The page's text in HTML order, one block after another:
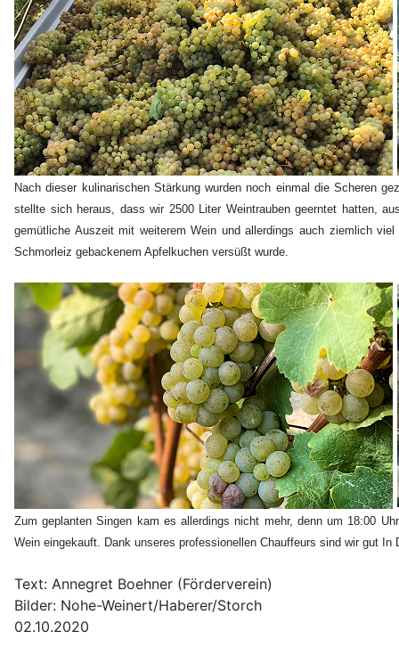
Nach dieser kulinarischen Stärkung wurden noch einmal die Scheren
stellte sich heraus, dass wir 2500 Liter Weintrauben geerntet hatten,
gemütliche Auszeit mit weiterem Wein und allerdings auch ziemlich
Schmorleiz gebackenem Apfelkuchen versüßt wurde.
Zum geplanten Singen kam es allerdings nicht mehr, denn um 18:00
Wein eingekauft. Dank unseres professionellen Chauffeurs sind wir gut
Text: Annegret Boehner (Förderverein)
Bilder: Nohe-Weinert/Haberer/Storch
02.10.2020